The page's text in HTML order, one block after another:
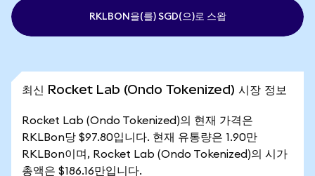
RKLBON을(를) SGD(으)로 스왑
최신 Rocket Lab (Ondo Tokenized) 시장 정보
Rocket Lab (Ondo Tokenized)의 현재 가격은
RKLBon당 $97.80입니다. 현재 유통량은 1.90만
RKLBon이며, Rocket Lab (Ondo Tokenized)의 시가
총액은 $186.16만입니다.